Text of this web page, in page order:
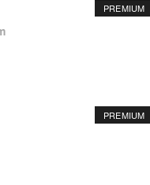
PREMIUM
PREMIUM